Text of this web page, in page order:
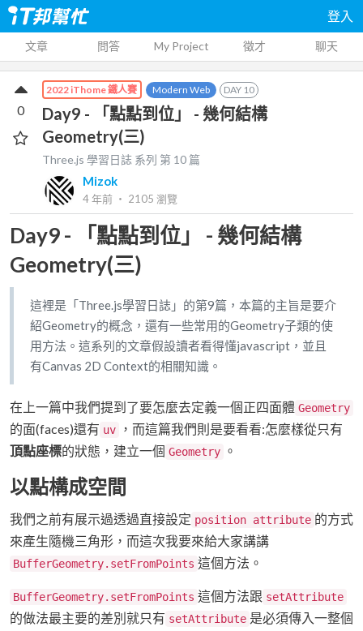
登入
文章 問答 My Project 徵才 聊天
2022 iThome 鐵人賽 Modern Web DAY 10
Day9 - 「點點到位」 - 幾何結構
Geometry(三)
Three.js 學習日誌 系列 第 10 篇
Mizok
4 年前 ‧ 2105 瀏覽
0
Day9 - 「點點到位」 - 幾何結構
Geometry(三)
這裡是「Three.js學習日誌」的第9篇，本篇的主旨是要介
紹Geometry的概念，還有一些常用的Geometry子類的使
用方法。這系列的文章假設讀者看得懂javascript，並且
有Canvas 2D Context的相關知識。
在上一篇中我們提到了要怎麼去定義一個正四面體 Geometry
的面(faces)還有 uv
，而這篇我們則是要看看:怎麼樣從只有
頂點座標的狀態，建立一個 Geometry 。
以點構成空間
我們之前有展示過透過直接設定 position attribute 的方式
來產生隨機三角形，而這次我要來給大家講講
BufferGeometry.setFromPoints 這個方法。
BufferGeometry.setFromPoints 這個方法跟 setAttribute
的做法最主要的差別就只有 setAttribute 是必須傳入一整個